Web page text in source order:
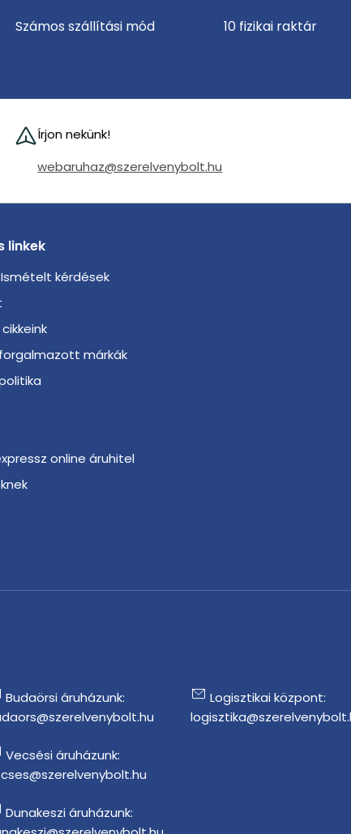
Számos szállítási mód 10 fizikai raktár
Írjon nekünk!
webaruhaz@szerelvenybolt.hu
linkek
kérdések
márkák
online áruhitel
Budaörsi áruházunk:
Vecsési áruházunk:
Dunakeszi áruházunk:
Logisztikai központ: